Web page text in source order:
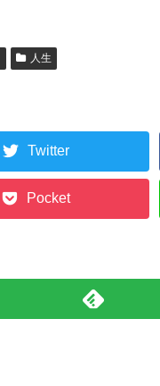
人生
Twitter
Pocket